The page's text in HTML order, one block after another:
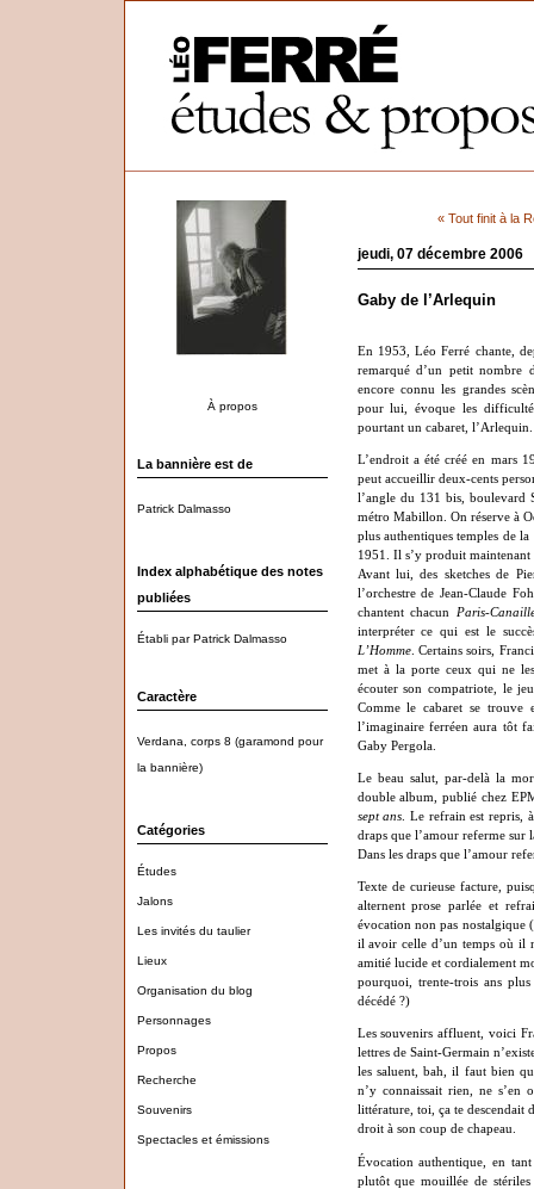
À propos
La bannière est de
Patrick Dalmasso
Index alphabétique des notes
publiées
Établi par Patrick Dalmasso
Caractère
Verdana, corps 8 (garamond pour
la bannière)
Catégories
Études
Jalons
Les invités du taulier
Lieux
Organisation du blog
Personnages
Propos
Recherche
Souvenirs
Spectacles et émissions
« Tout finit à la
jeudi, 07 décembre 2006
Gaby de l’Arlequin
En 1953, Léo Ferré chante,
remarqué d’un petit nombre
encore connu les grandes
pour lui, évoque les
pourtant un cabaret, l’Arlequin.
L’endroit a été créé en mars
peut accueillir deux-cents
l’angle du 131 bis, boulevard
métro Mabillon. On réserve à
plus authentiques temples de
1951. Il s’y produit
Avant lui, des sketches de
l’orchestre de Jean-Claude
chantent chacun Paris-
interpréter ce qui est le
L’Homme. Certains soirs,
met à la porte ceux qui ne
écouter son compatriote, le
Comme le cabaret se trouve
l’imaginaire ferréen aura tôt
Gaby Pergola.
Le beau salut, par-delà la
double album, publié chez
sept ans . Le refrain est repris,
draps que l’amour referme
Dans les draps que l’amour
Texte de curieuse facture,
alternent prose parlée et
évocation non pas nostalgique
il avoir celle d’un temps où il
amitié lucide et cordialement
pourquoi, trente-trois ans
décédé ?)
Les souvenirs affluent, voici
lettres de Saint-Germain
les saluent, bah, il faut bien
n’y connaissait rien, ne
littérature, toi, ça te descendait
droit à son coup de chapeau.
Évocation authentique, en
plutôt que mouillée de